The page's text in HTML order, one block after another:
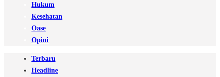
Hukum
Kesehatan
Oase
Opini
Terbaru
Headline